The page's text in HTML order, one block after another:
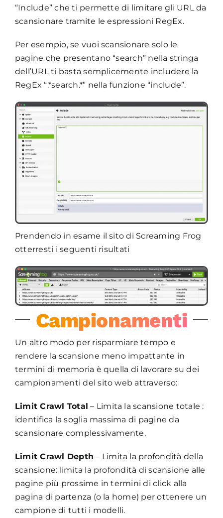
“Include” che ti permette di limitare gli URL da
scansionare tramite le espressioni RegEx.
Per esempio, se vuoi scansionare solo le
pagine che presentano “search” nella stringa
dell’URL ti basta semplicemente includere la
RegEx “.*search.*” nella funzione “include”.
Prendendo in esame il sito di Screaming Frog
otterresti i seguenti risultati
Campionamenti
Un altro modo per risparmiare tempo e
rendere la scansione meno impattante in
termini di memoria è quella di lavorare su dei
campionamenti del sito web attraverso:
Limit Crawl Total – Limita la scansione totale :
identifica la soglia massima di pagine da
scansionare complessivamente.
Limit Crawl Depth – Limita la profondità della
scansione: limita la profondità di scansione alle
pagine più prossime in termini di click alla
pagina di partenza (o la home) per ottenere un
campione di tutti i modelli.